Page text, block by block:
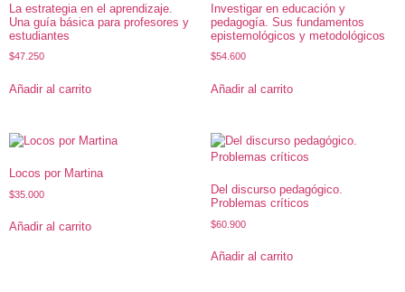
La estrategia en el aprendizaje.
Una guía básica para profesores y
estudiantes
$47.250
Añadir al carrito
Investigar en educación y
pedagogía. Sus fundamentos
epistemológicos y metodológicos
$54.600
Añadir al carrito
Locos por Martina
$35.000
Añadir al carrito
Del discurso pedagógico.
Problemas críticos
$60.900
Añadir al carrito